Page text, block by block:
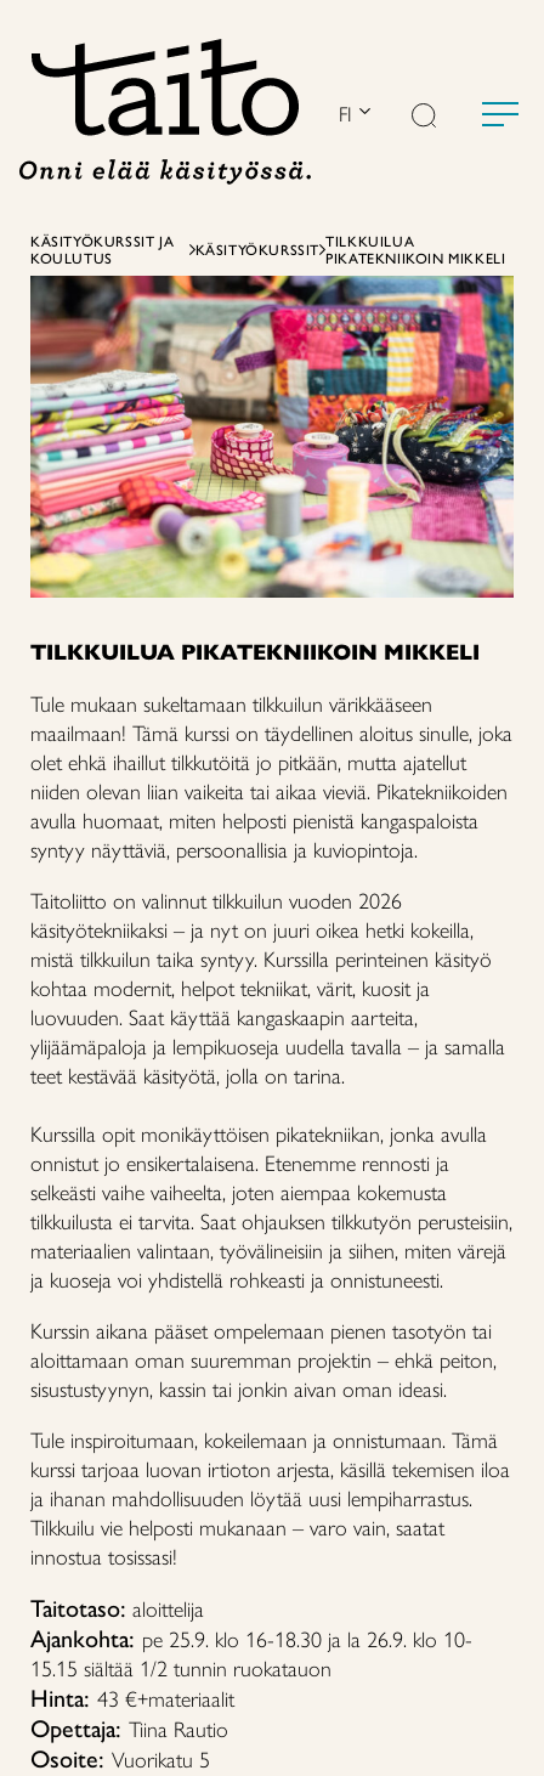
FI
KÄSITYÖKURSSIT JA
KOULUTUS
KÄSITYÖKURSSIT TILKKUILUA
PIKATEKNIIKOIN MIKKELI
TILKKUILUA PIKATEKNIIKOIN MIKKELI
Tule mukaan sukeltamaan tilkkuilun värikkääseen
maailmaan! Tämä kurssi on täydellinen aloitus sinulle, joka
olet ehkä ihaillut tilkkutöitä jo pitkään, mutta ajatellut
niiden olevan liian vaikeita tai aikaa vieviä. Pikatekniikoiden
avulla huomaat, miten helposti pienistä kangaspaloista
syntyy näyttäviä, persoonallisia ja kuviopintoja.
Taitoliitto on valinnut tilkkuilun vuoden 2026
käsityötekniikaksi – ja nyt on juuri oikea hetki kokeilla,
mistä tilkkuilun taika syntyy. Kurssilla perinteinen käsityö
kohtaa modernit, helpot tekniikat, värit, kuosit ja
luovuuden. Saat käyttää kangaskaapin aarteita,
ylijäämäpaloja ja lempikuoseja uudella tavalla – ja samalla
teet kestävää käsityötä, jolla on tarina.
Kurssilla opit monikäyttöisen pikatekniikan, jonka avulla
onnistut jo ensikertalaisena. Etenemme rennosti ja
selkeästi vaihe vaiheelta, joten aiempaa kokemusta
tilkkuilusta ei tarvita. Saat ohjauksen tilkkutyön perusteisiin,
materiaalien valintaan, työvälineisiin ja siihen, miten värejä
ja kuoseja voi yhdistellä rohkeasti ja onnistuneesti.
Kurssin aikana pääset ompelemaan pienen tasotyön tai
aloittamaan oman suuremman projektin – ehkä peiton,
sisustustyynyn, kassin tai jonkin aivan oman ideasi.
Tule inspiroitumaan, kokeilemaan ja onnistumaan. Tämä
kurssi tarjoaa luovan irtioton arjesta, käsillä tekemisen iloa
ja ihanan mahdollisuuden löytää uusi lempiharrastus.
Tilkkuilu vie helposti mukanaan – varo vain, saatat
innostua tosissasi!
Taitotaso: aloittelija
Ajankohta: pe 25.9. klo 16-18.30 ja la 26.9. klo 10-
15.15 siältää 1/2 tunnin ruokatauon
Hinta: 43 €+materiaalit
Opettaja: Tiina Rautio
Osoite: Vuorikatu 5